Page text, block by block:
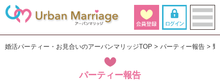
婚活パーティー・お見合いのアーバンマリッジTOP パーティー報告
パーティー報告